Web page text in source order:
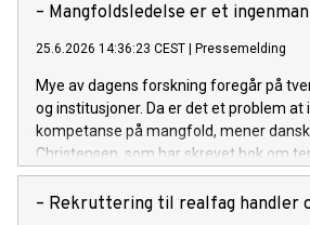
– Mangfoldsledelse er et
25.6.2026 14:36:23 CEST | Pressemelding
Mye av dagens forskning foregår på
og institusjoner. Da er det et problem at
kompetanse på mangfold, mener
Christensen, som har skrevet bok om
– Rekruttering til realfag handler